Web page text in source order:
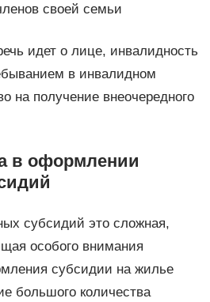
своей семьи
идет о лице, инвалидность
в инвалидном
на получение внеочередного
в оформлении
субсидий это сложная,
особого внимания
субсидии на жилье
большого количества